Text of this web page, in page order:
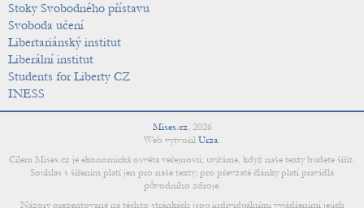
Stoky Svobodného přístavu
Svoboda učení
Libertariánský institut
Liberální institut
Students for Liberty CZ
INESS
Mises.cz, 2026
Web vytvořil Urza.
Cílem Mises.cz je ekonomická osvěta veřejnosti; uvítáme, když naše texty budete šířit.
Souhlas s šířením platí jen pro naše texty; pro převzaté články platí pravidla
původního zdroje.
Názory prezentované na těchto stránkách jsou individuálními vyjádřeními jejich